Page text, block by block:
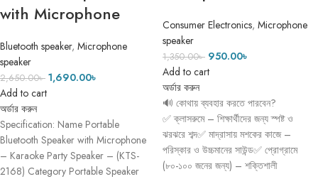
with Microphone
Bluetooth speaker, Microphone
speaker
2,650.00৳ 1,690.00৳
Add to cart
অর্ডার করুন
Specification: Name Portable
Bluetooth Speaker with Microphone
– Karaoke Party Speaker – (KTS-
2168) Category Portable Speaker
Consumer Electronics, Microphone
speaker
1,350.00৳ 950.00৳
Add to cart
অর্ডার করুন
🔊 কোথায় ব্যবহার করতে পারবেন?
✅ ক্লাসরুমে – শিক্ষার্থীদের জন্য স্পষ্ট ও
ঝরঝরে শব্দ✅ মাদ্রাসায় মশকের কাজে –
পরিস্কার ও উচ্চমানের সাউন্ড✅ প্রোগ্রামে
(৮০-১০০ জনের জন্য) – শক্তিশালী